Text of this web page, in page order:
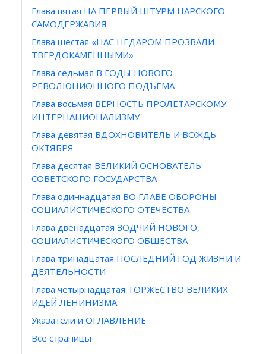
Глава пятая НА ПЕРВЫЙ ШТУРМ ЦАРСКОГО
САМОДЕРЖАВИЯ
Глава шестая «НАС НЕДАРОМ ПРОЗВАЛИ
ТВЕРДОКАМЕННЫМИ»
Глава седьмая В ГОДЫ НОВОГО
РЕВОЛЮЦИОННОГО ПОДЪЕМА
Глава восьмая ВЕРНОСТЬ ПРОЛЕТАРСКОМУ
ИНТЕРНАЦИОНАЛИЗМУ
Глава девятая ВДОХНОВИТЕЛЬ И ВОЖДЬ
ОКТЯБРЯ
Глава десятая ВЕЛИКИЙ ОСНОВАТЕЛЬ
СОВЕТСКОГО ГОСУДАРСТВА
Глава одиннадцатая ВО ГЛАВЕ ОБОРОНЫ
СОЦИАЛИСТИЧЕСКОГО ОТЕЧЕСТВА
Глава двенадцатая ЗОДЧИЙ НОВОГО,
СОЦИАЛИСТИЧЕСКОГО ОБЩЕСТВА
Глава тринадцатая ПОСЛЕДНИЙ ГОД ЖИЗНИ И
ДЕЯТЕЛЬНОСТИ
Глава четырнадцатая ТОРЖЕСТВО ВЕЛИКИХ
ИДЕЙ ЛЕНИНИЗМА
Указатели и ОГЛАВЛЕНИЕ
Все страницы